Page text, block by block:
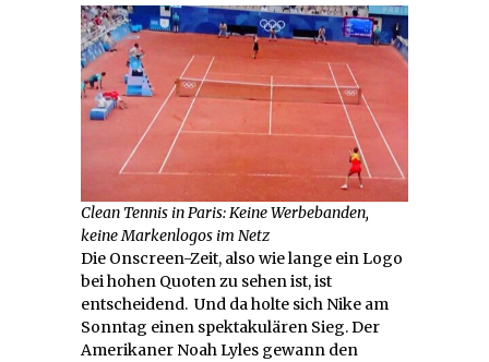
Clean Tennis in Paris: Keine Werbebanden,
keine Markenlogos im Netz
Die Onscreen-Zeit, also wie lange ein Logo
bei hohen Quoten zu sehen ist, ist
entscheidend. Und da holte sich Nike am
Sonntag einen spektakulären Sieg. Der
Amerikaner Noah Lyles gewann den